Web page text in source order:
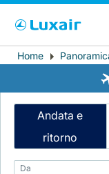
Paese di
Breadcrumb
Home
Intelligent
Search
Andata e
ritorno
Da